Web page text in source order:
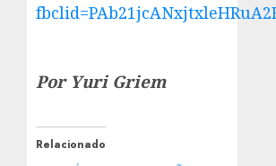
Por Yuri Griem
Relacionado